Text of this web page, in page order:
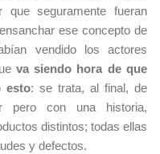
que seguramente fueran
ese concepto de
vendido los actores
va siendo hora de que
esto: se trata, al final, de
pero con una historia,
distintos; todas ellas
y defectos.